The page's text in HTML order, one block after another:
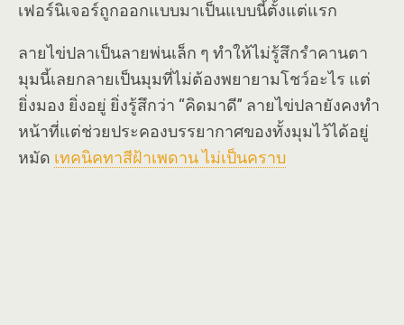
เฟอร์นิเจอร์ถูกออกแบบมาเป็นแบบนี้ตั้งแต่แรก
ลายไข่ปลาเป็นลายพ่นเล็ก ๆ ทำให้ไม่รู้สึกรำคานตา
มุมนี้เลยกลายเป็นมุมที่ไม่ต้องพยายามโชว์อะไร แต่
ยิ่งมอง ยิ่งอยู่ ยิ่งรู้สึกว่า “คิดมาดี” ลายไข่ปลายังคงทำ
หน้าที่แต่ช่วยประคองบรรยากาศของทั้งมุมไว้ได้อยู่
หมัด เทคนิคทาสีฝ้าเพดาน ไม่เป็นคราบ